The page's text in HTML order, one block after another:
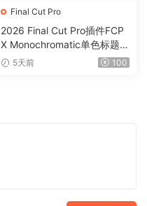
Final Cut Pro
2026 Final Cut Pro插件FCP
X Monochromatic单色标题背
景动画字幕0198
5天前 100